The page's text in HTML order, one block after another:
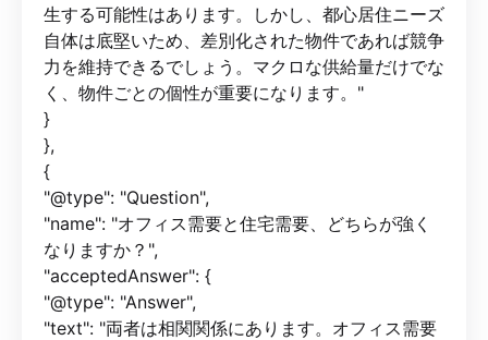
生する可能性はあります。しかし、都心居住ニーズ
自体は底堅いため、差別化された物件であれば競争
力を維持できるでしょう。マクロな供給量だけでな
く、物件ごとの個性が重要になります。"
}
},
{
"@type": "Question",
"name": "オフィス需要と住宅需要、どちらが強く
なりますか？",
"acceptedAnswer": {
"@type": "Answer",
"text": "両者は相関関係にあります。オフィス需要